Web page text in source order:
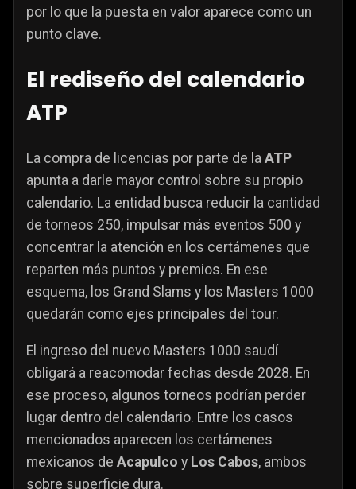
por lo que la puesta en valor aparece como un
punto clave.
El rediseño del calendario
ATP
La compra de licencias por parte de la ATP
apunta a darle mayor control sobre su propio
calendario. La entidad busca reducir la cantidad
de torneos 250, impulsar más eventos 500 y
concentrar la atención en los certámenes que
reparten más puntos y premios. En ese
esquema, los Grand Slams y los Masters 1000
quedarán como ejes principales del tour.
El ingreso del nuevo Masters 1000 saudí
obligará a reacomodar fechas desde 2028. En
ese proceso, algunos torneos podrían perder
lugar dentro del calendario. Entre los casos
mencionados aparecen los certámenes
mexicanos de Acapulco y Los Cabos, ambos
sobre superficie dura.